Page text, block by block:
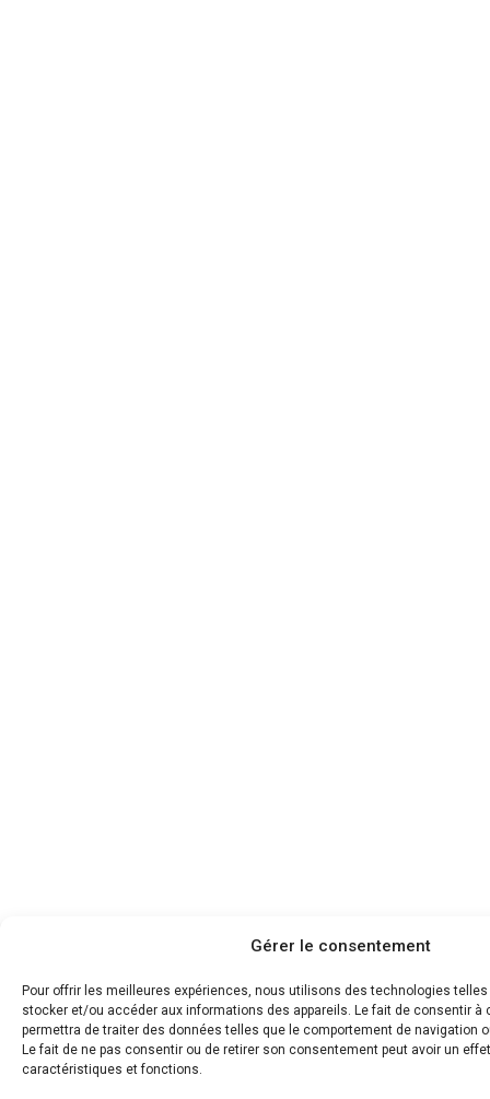
Gérer le consentement
Pour offrir les meilleures expériences, nous utilisons des technologies
stocker et/ou accéder aux informations des appareils. Le fait de consentir à
permettra de traiter des données telles que le comportement de navigation
Le fait de ne pas consentir ou de retirer son consentement peut avoir un
caractéristiques et fonctions.